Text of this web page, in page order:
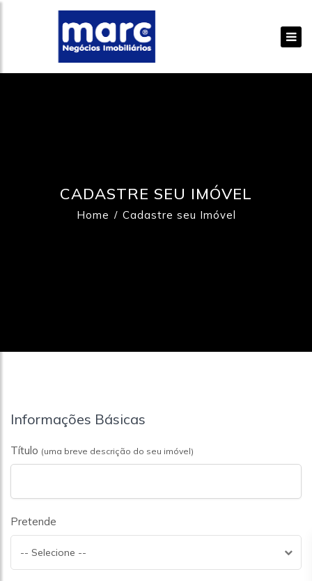
CADASTRE SEU IMÓVEL
Home Cadastre seu Imóvel
Informações Básicas
Título (uma breve descrição do seu imóvel)
Pretende
-- Selecione --